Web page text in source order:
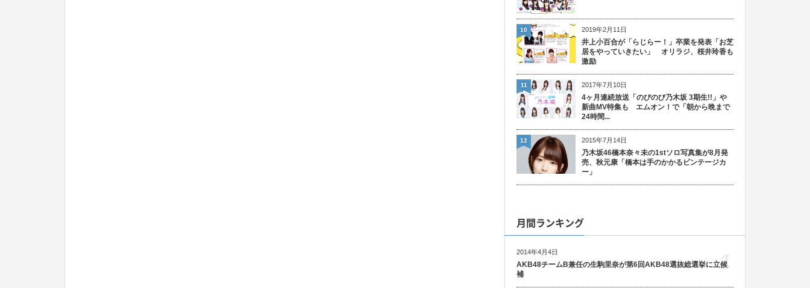
2019年2月11日
井上小百合が「らじらー！」卒業を発表「お芝
居をやっていきたい」 オリラジ、桜井玲香も
激励
10
2017年7月10日
4ヶ月連続放送「のびのび乃木坂 3期生!!」や
新曲MV特集も エムオン！で「朝から晩まで
24時間...
11
2015年7月14日
乃木坂46橋本奈々未の1stソロ写真集が8月発
売、秋元康「橋本は手のかかるビンテージカ
ー」
12
月間ランキング
2014年4月4日
AKB48チームB兼任の生駒里奈が第6回AKB48選抜総選挙に立候
補
1